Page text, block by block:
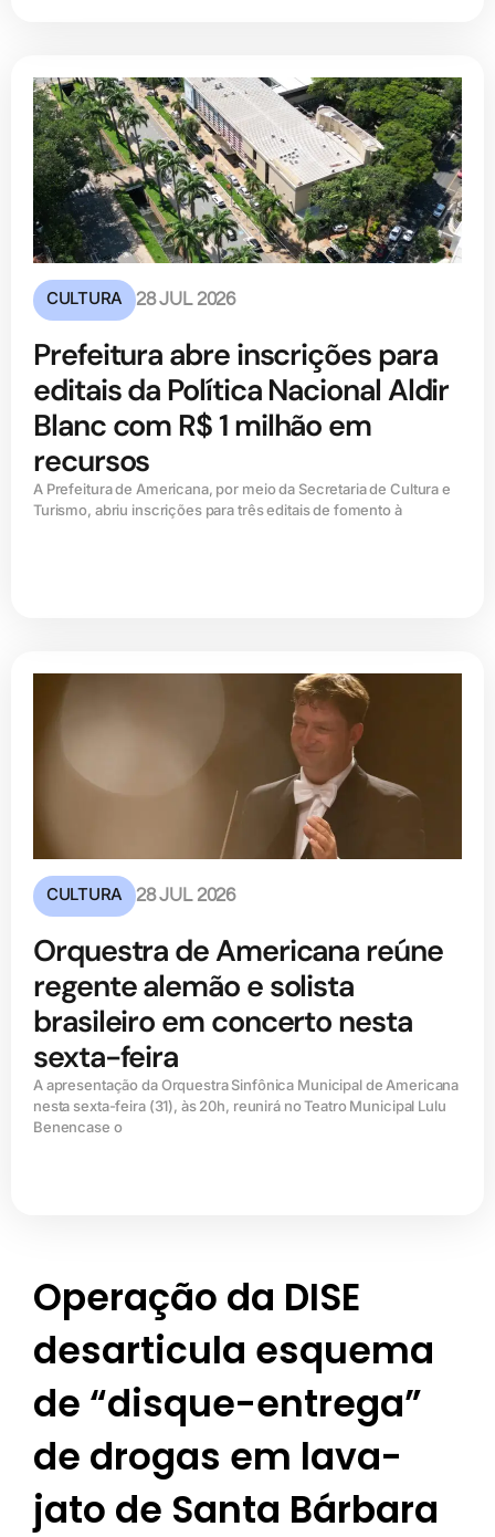
CULTURA 28 JUL 2026
Prefeitura abre inscrições para
editais da Política Nacional Aldir
Blanc com R$ 1 milhão em
recursos
A Prefeitura de Americana, por meio da Secretaria de Cultura e
Turismo, abriu inscrições para três editais de fomento à
CULTURA 28 JUL 2026
Orquestra de Americana reúne
regente alemão e solista
brasileiro em concerto nesta
sexta-feira
A apresentação da Orquestra Sinfônica Municipal de Americana
nesta sexta-feira (31), às 20h, reunirá no Teatro Municipal Lulu
Benencase o
Operação da DISE
desarticula esquema
de “disque-entrega”
de drogas em lava-
jato de Santa Bárbara